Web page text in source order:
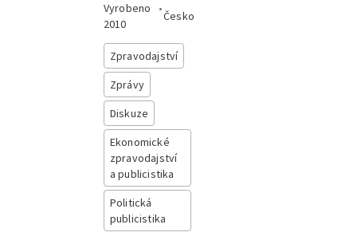
Vyrobeno
2010
•
Česko
Zpravodajství
Zprávy
Diskuze
Ekonomické
zpravodajství
a publicistika
Politická
publicistika